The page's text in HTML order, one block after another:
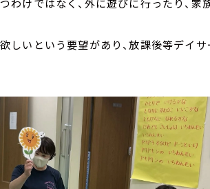
しいという要望があり、放課後等デイ